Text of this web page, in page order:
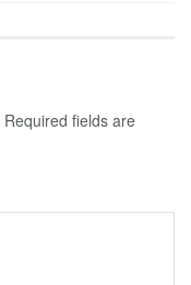
Required fields are